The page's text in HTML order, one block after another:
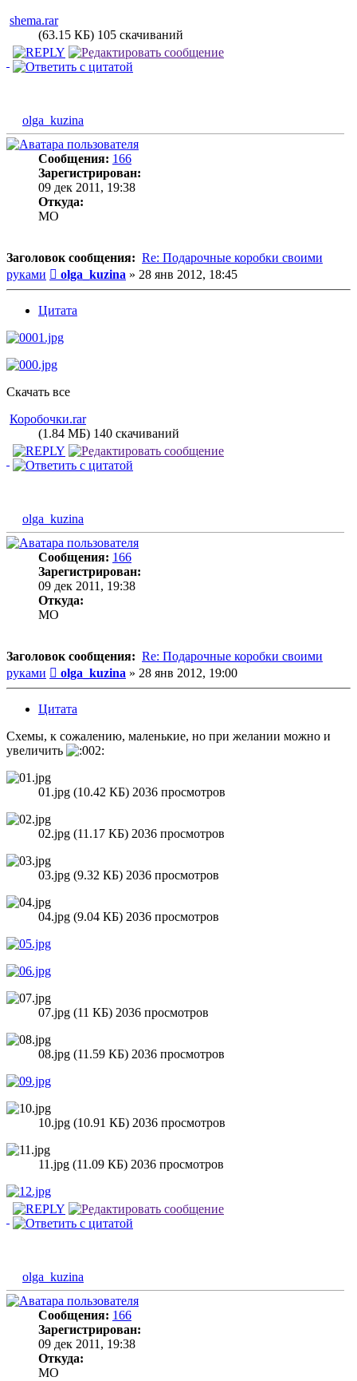
shema.rar
(63.15 КБ) 105 скачиваний
olga_kuzina
Сообщения: 166
Зарегистрирован:
09 дек 2011, 19:38
Откуда:
MO
Заголовок сообщения: Re: Подарочные коробки своими
руками
Сообщение
olga_kuzina » 28 янв 2012, 18:45
Цитата
Скачать все
Коробочки.rar
(1.84 МБ) 140 скачиваний
olga_kuzina
Сообщения: 166
Зарегистрирован:
09 дек 2011, 19:38
Откуда:
MO
Заголовок сообщения: Re: Подарочные коробки своими
руками
Сообщение
olga_kuzina » 28 янв 2012, 19:00
Цитата
Схемы, к сожалению, маленькие, но при желании можно и
увеличить
01.jpg (10.42 КБ) 2036 просмотров
02.jpg (11.17 КБ) 2036 просмотров
03.jpg (9.32 КБ) 2036 просмотров
04.jpg (9.04 КБ) 2036 просмотров
07.jpg (11 КБ) 2036 просмотров
08.jpg (11.59 КБ) 2036 просмотров
10.jpg (10.91 КБ) 2036 просмотров
11.jpg (11.09 КБ) 2036 просмотров
olga_kuzina
Сообщения: 166
Зарегистрирован:
09 дек 2011, 19:38
Откуда:
MO